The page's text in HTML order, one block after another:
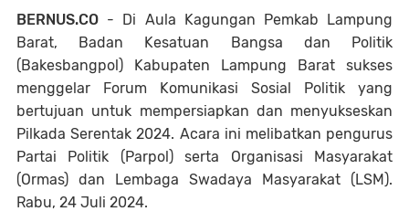
BERNUS.CO - Di Aula Kagungan Pemkab Lampung
Barat, Badan Kesatuan Bangsa dan Politik
(Bakesbangpol) Kabupaten Lampung Barat sukses
menggelar Forum Komunikasi Sosial Politik yang
bertujuan untuk mempersiapkan dan menyukseskan
Pilkada Serentak 2024. Acara ini melibatkan pengurus
Partai Politik (Parpol) serta Organisasi Masyarakat
(Ormas) dan Lembaga Swadaya Masyarakat (LSM).
Rabu, 24 Juli 2024.